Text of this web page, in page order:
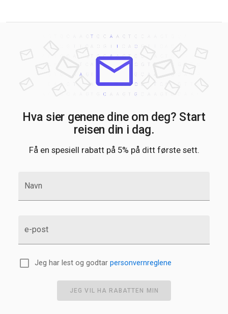
Hva sier genene dine om deg? Start
reisen din i dag.
Få en spesiell rabatt på 5% på ditt første sett.
Navn
e-post
Jeg har lest og godtar personvernreglene
JEG VIL HA RABATTEN MIN